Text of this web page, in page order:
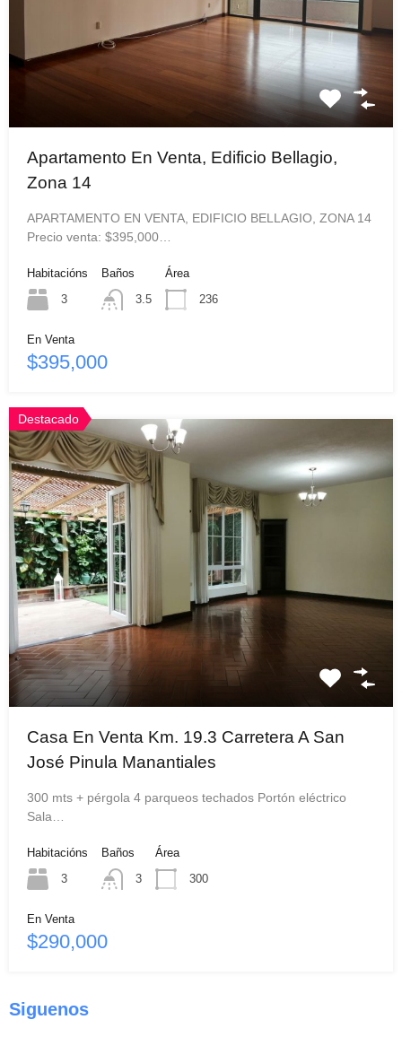
Apartamento En Venta, Edificio Bellagio,
Zona 14
APARTAMENTO EN VENTA, EDIFICIO BELLAGIO, ZONA 14
Precio venta: $395,000…
Habitacións
3
Baños
3.5
Área
236
En Venta
$395,000
Destacado
Casa En Venta Km. 19.3 Carretera A San
José Pinula Manantiales
300 mts + pérgola 4 parqueos techados Portón eléctrico
Sala…
Habitacións
3
Baños
3
Área
300
En Venta
$290,000
Siguenos